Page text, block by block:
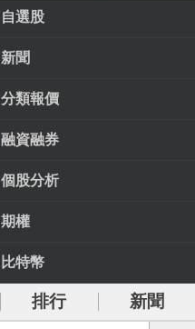
自選股
新聞
分類報價
融資融券
個股分析
期權
比特幣
排行
新聞